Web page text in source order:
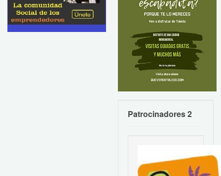
Patrocinadores 2